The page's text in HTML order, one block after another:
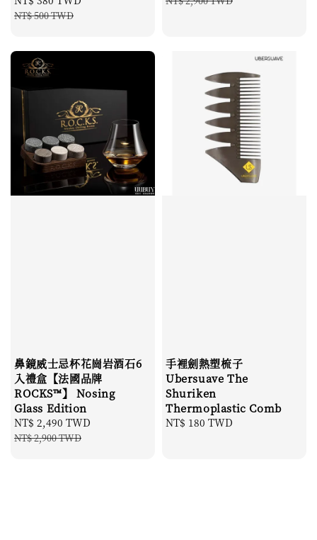
price
NT$ 500 TWD
鼻鏡威士忌杯花崗岩酒石6
入禮盒【法國品牌
ROCKS™】 Nosing
Glass Edition
Sale
price
NT$ 2,490 TWD
NT$ 2,900 TWD
手裡劍熱塑梳子
Ubersuave The
Shuriken
Thermoplastic Comb
Regular
NT$ 180 TWD